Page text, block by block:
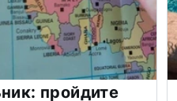
пройдите